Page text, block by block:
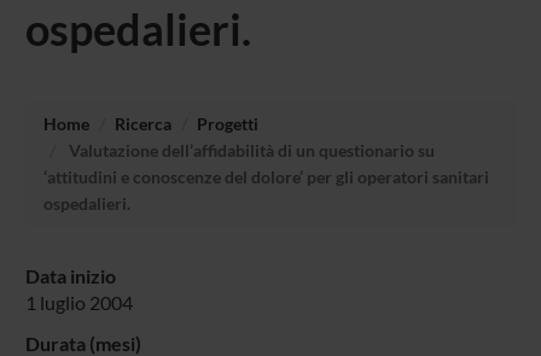
ospedalieri.
Home Ricerca
Progetti
Valutazione dell’affidabilità di un questionario su
‘attitudini e conoscenze del dolore’ per gli operatori sanitari
ospedalieri.
Data inizio
1 luglio 2004
Durata (mesi)